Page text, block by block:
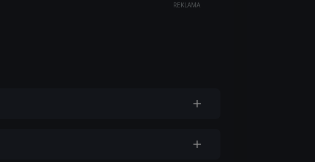
REKLAMA